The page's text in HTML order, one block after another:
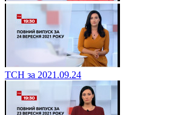
ТСН за 2021.09.24